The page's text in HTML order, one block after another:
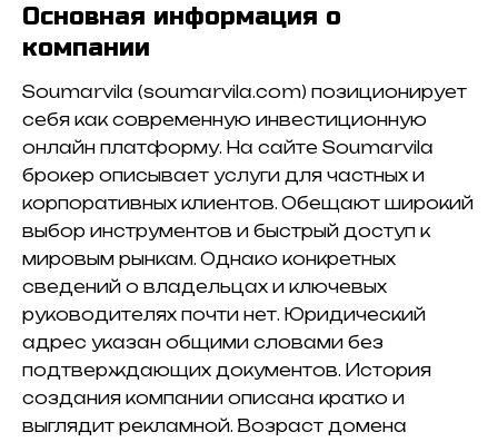
Основная информация о
компании
Soumarvila (soumarvila.com) позиционирует
себя как современную инвестиционную
онлайн платформу. На сайте Soumarvila
брокер описывает услуги для частных и
корпоративных клиентов. Обещают широкий
выбор инструментов и быстрый доступ к
мировым рынкам. Однако конкретных
сведений о владельцах и ключевых
руководителях почти нет. Юридический
адрес указан общими словами без
подтверждающих документов. История
создания компании описана кратко и
выглядит рекламной. Возраст домена